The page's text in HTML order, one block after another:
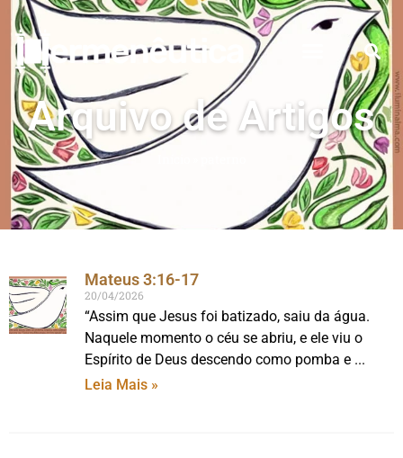
Arquivo de Artigos
Mateus 3:16-17
20/04/2026
“Assim que Jesus foi batizado, saiu da água.
Naquele momento o céu se abriu, e ele viu o
Espírito de Deus descendo como pomba e
Leia Mais »